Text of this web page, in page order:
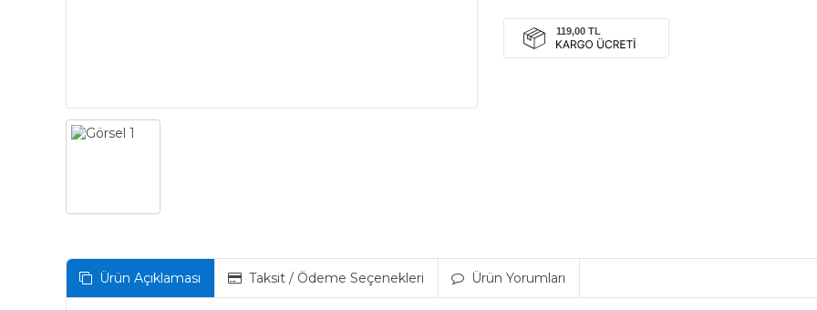
Ürün Açıklaması Taksit / Ödeme Seçenekleri Ürün Yorumları